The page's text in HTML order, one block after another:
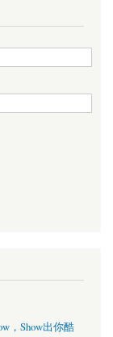
，Show出你酷